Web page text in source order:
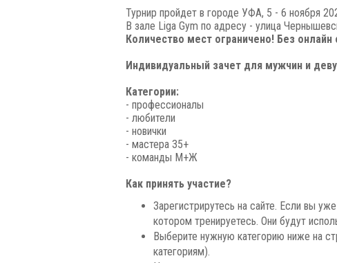
Турнир пройдет в городе УФА, 5 - 6 ноября
В зале Liga Gym по адресу - улица
Количество мест ограничено! Без онлайн
Индивидуальный зачет для мужчин и
Категории:
- профессионалы
- любители
- новички
- мастера 35+
- команды М+Ж
Как принять участие?
Зарегистрирутесь на сайте. Если вы
котором тренируетесь. Они будут
Выберите нужную категорию ниже на
категориям).